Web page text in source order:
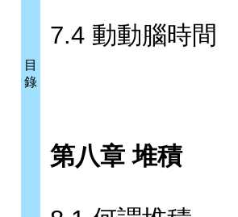
目
錄
7.4 動動腦時間
第八章 堆積